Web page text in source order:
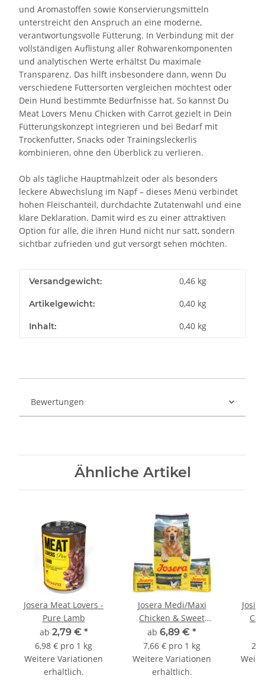
und Aromastoffen sowie Konservierungsmitteln
unterstreicht den Anspruch an eine moderne,
verantwortungsvolle Fütterung. In Verbindung mit der
vollständigen Auflistung aller Rohwarenkomponenten
und analytischen Werte erhältst Du maximale
Transparenz. Das hilft insbesondere dann, wenn Du
verschiedene Futtersorten vergleichen möchtest oder
Dein Hund bestimmte Bedürfnisse hat. So kannst Du
Meat Lovers Menu Chicken with Carrot gezielt in Dein
Fütterungskonzept integrieren und bei Bedarf mit
Trockenfutter, Snacks oder Trainingsleckerlis
kombinieren, ohne den Überblick zu verlieren.
Ob als tägliche Hauptmahlzeit oder als besonders
leckere Abwechslung im Napf – dieses Menü verbindet
hohen Fleischanteil, durchdachte Zutatenwahl und eine
klare Deklaration. Damit wird es zu einer attraktiven
Option für alle, die ihren Hund nicht nur satt, sondern
sichtbar zufrieden und gut versorgt sehen möchten.
Versandgewicht: 0,46 kg
Artikelgewicht: 0,40 kg
Inhalt: 0,40 kg
Bewertungen
Ähnliche Artikel
Josera Meat Lovers -
Pure Lamb
ab 2,79 € *
6,98 € pro 1 kg
Weitere Variationen
erhältlich.
Josera Medi/Maxi
Chicken & Sweet
Potato
ab 6,89 € *
7,66 € pro 1 kg
Weitere Variationen
erhältlich.